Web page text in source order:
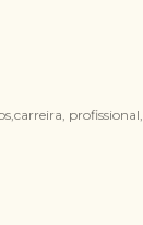
profissional,